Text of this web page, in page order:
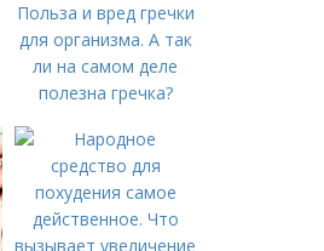
Польза и вред гречки
для организма. А так
ли на самом деле
полезна гречка?